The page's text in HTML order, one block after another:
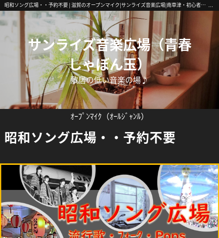
昭和ソング広場・・予約不要 | 滋賀のオープンマイク|サンライズ音楽広場|南草津・初心者歓迎
サンライズ音楽広場（青春
しゃぼん玉）
敷居の低い音楽の場♪
ｵｰﾌﾟﾝﾏｲｸ（ｵｰﾙｼﾞｬﾝﾙ）
昭和ソング広場・・予約不要